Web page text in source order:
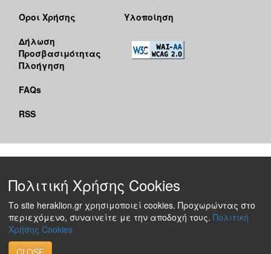
Όροι Χρήσης
Δήλωση
Προσβασιμότητας
Πλοήγηση
FAQs
RSS
Υλοποίηση
Πολιτική Χρήσης Cookies
Το site heraklion.gr χρησιμοποιεί cookies. Προχωρώντας στο
περιεχόμενο, συναινείτε με την αποδοχή τους. Πολιτική
Χρήσης Cookies
CLOSE